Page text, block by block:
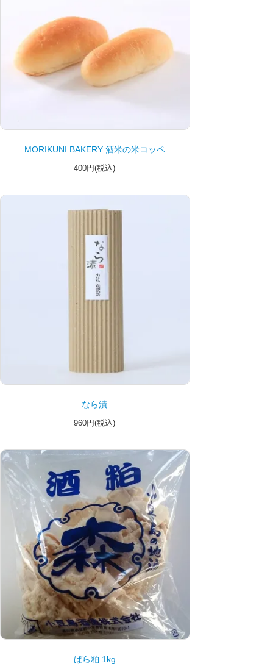
MORIKUNI BAKERY 酒米の米コッペ
400円(税込)
なら漬
960円(税込)
ばら粕 1kg